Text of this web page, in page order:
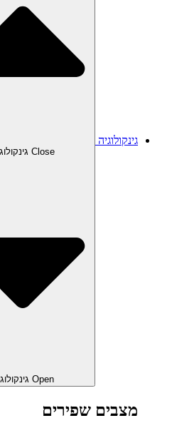
גינקולוגיה
Close גינקולוגיה
Open גינקולוגיה
מצבים שפירים